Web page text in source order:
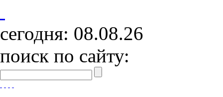
сегодня: 08.08.26
поиск по сайту: